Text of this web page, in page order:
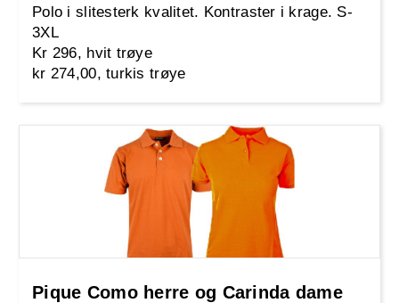
Polo i slitesterk kvalitet. Kontraster i krage. S-
3XL
Kr 296, hvit trøye
kr 274,00, turkis trøye
Pique Como herre og Carinda dame